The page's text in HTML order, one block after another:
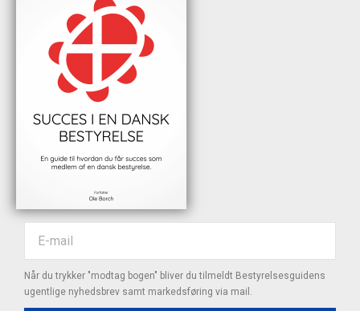
Når du trykker "modtag bogen" bliver du tilmeldt Bestyrelsesguidens
ugentlige nyhedsbrev samt markedsføring via mail.